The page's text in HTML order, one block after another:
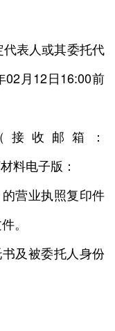
表人或其委托代
02月12日16:00前
邮箱：
料电子版：
营业执照复印件
。
及被委托人身份